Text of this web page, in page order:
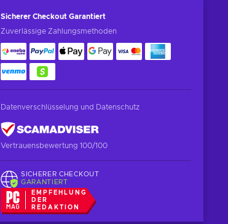
Sicherer Checkout Garantiert
Zuverlässige Zahlungsmethoden
Datenverschlüsselung und Datenschutz
Vertrauensbewertung 100/100
SICHERER CHECKOUT
GARANTIERT
EMPFEHLUNG
DER
REDAKTION